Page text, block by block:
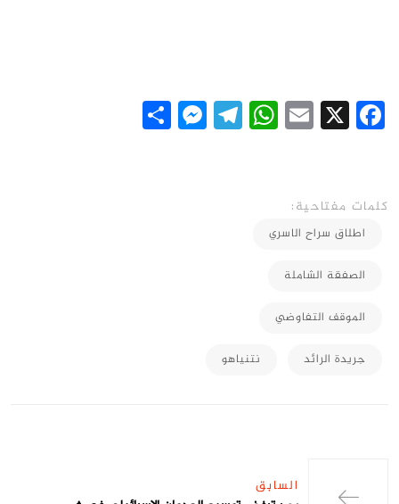
Facebook
X
Email
WhatsApp
Telegram
Messenger
كلمات مفتاحية:
اطلاق سراح الاسري
الصفقة الشاملة
الموقف التفاوضي
جريدة الرائد نتنياهو
السابق